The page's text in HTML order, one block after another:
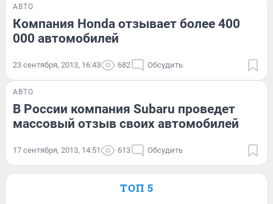
АВТО
Компания Honda отзывает более 400
000 автомобилей
23 сентября, 2013, 16:43 682 Обсудить
АВТО
В России компания Subaru проведет
массовый отзыв своих автомобилей
17 сентября, 2013, 14:51 613 Обсудить
ТОП 5